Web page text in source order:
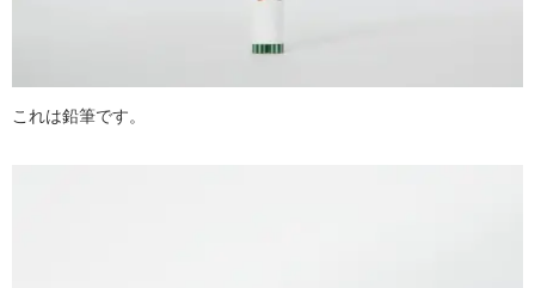
これは鉛筆です。